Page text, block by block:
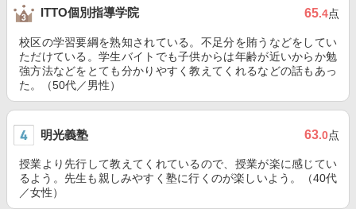
ITTO個別指導学院 65.4点
校区の学習要綱を熟知されている。不足分を賄うなどをしてい
ただけている。学生バイトでも子供からは年齢が近いからか勉
強方法などをとても分かりやすく教えてくれるなどの話もあっ
た。（50代／男性）
明光義塾 63.0点
授業より先行して教えてくれているので、授業が楽に感じてい
るよう。先生も親しみやすく塾に行くのが楽しいよう。（40代
／女性）